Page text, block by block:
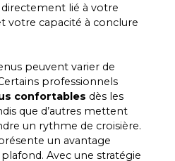
lié à votre
votre capacité à conclure
peuvent varier de
professionnels
confortables dès les
que d’autres mettent
un rythme de croisière.
un avantage
plafond. Avec une stratégie